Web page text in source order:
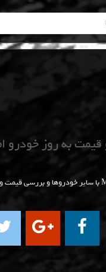
قیمت به روز